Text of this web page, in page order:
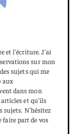
et l'écriture. J'ai
sur mon
sujets qui me
aux
dans mon
articles et qu'ils
sujets. N'hésitez
faire part de vos